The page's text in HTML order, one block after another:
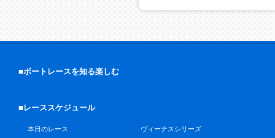
■ボートレースを知る楽しむ
■レーススケジュール
本日のレース
ヴィーナスシリーズ